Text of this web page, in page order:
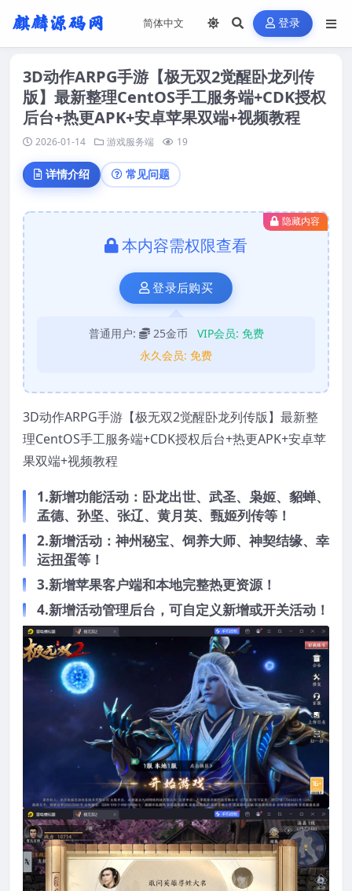
登录
3D动作ARPG手游【极无双2觉醒卧龙列传
版】最新整理CentOS手工服务端+CDK授权
后台+热更APK+安卓苹果双端+视频教程
2026-01-14 游戏服务端 19
详情介绍 常见问题
隐藏内容
本内容需权限查看
登录后购买
普通用户: 25金币 VIP会员: 免费
永久会员: 免费
3D动作ARPG手游【极无双2觉醒卧龙列传版】最新整
理CentOS手工服务端+CDK授权后台+热更APK+安卓苹
果双端+视频教程
1.新增功能活动：卧龙出世、武圣、枭姬、貂蝉、
孟德、孙坚、张辽、黄月英、甄姬列传等！
2.新增活动：神州秘宝、饲养大师、神契结缘、幸
运扭蛋等！
3.新增苹果客户端和本地完整热更资源！
4.新增活动管理后台，可自定义新增或开关活动！